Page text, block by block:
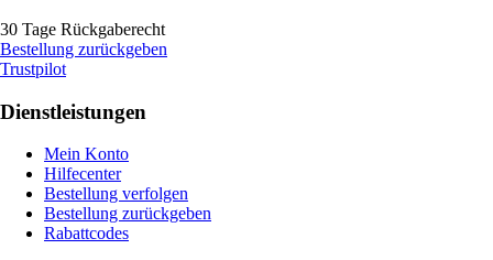
30 Tage Rückgaberecht
Bestellung zurückgeben
Trustpilot
Dienstleistungen
Mein Konto
Hilfecenter
Bestellung verfolgen
Bestellung zurückgeben
Rabattcodes